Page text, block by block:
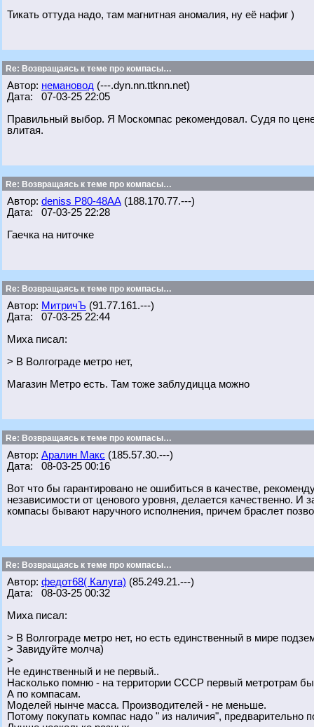
Тикать оттуда надо, там магнитная аномалия, ну её нафиг )
Re: Возвращаясь к теме про компасы…
Автор: немановод (---.dyn.nn.ttknn.net)
Дата: 07-03-25 22:05
Правильный выбор. Я Москомпас рекомендовал. Судя по
влитая.
Re: Возвращаясь к теме про компасы…
Автор: deniss Р80-48АА (188.170.77.---)
Дата: 07-03-25 22:28
Гаечка на ниточке
Re: Возвращаясь к теме про компасы…
Автор: МитричЪ (91.77.161.---)
Дата: 07-03-25 22:44
Миха писал:
> В Волгограде метро нет,
Магазин Метро есть. Там тоже заблудицца можно
Re: Возвращаясь к теме про компасы…
Автор: Аралин Макс (185.57.30.---)
Дата: 08-03-25 00:16
Вот что бы гарантировано не ошибиться в качестве,
независимости от ценового уровня, делается качественно.
компасы бывают наручного исполнения, причем браслет
Re: Возвращаясь к теме про компасы…
Автор: федот68( Калуга) (85.249.21.---)
Дата: 08-03-25 00:32
Миха писал:
> В Волгограде метро нет, но есть единственный в мире
> Завидуйте молча)
>
Не единственный и не первый..
Насколько помню - на территории СССР первый метротрам
А по компасам.
Моделей нынче масса. Производителей - не меньше.
Потому покупать компас надо " из наличия", предварительно